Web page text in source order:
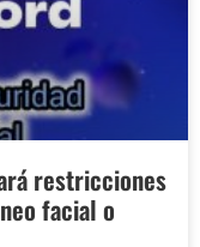
restricciones
facial o